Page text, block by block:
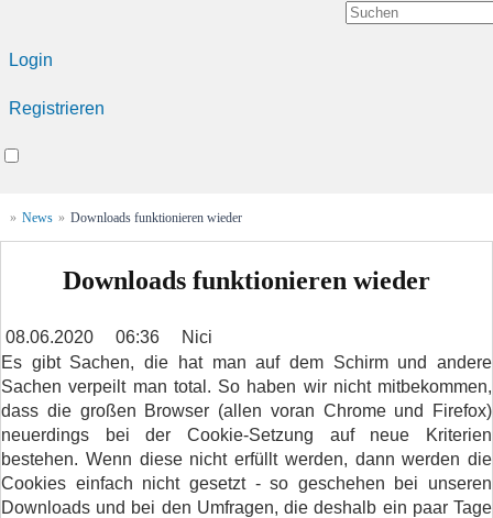
Login
Registrieren
» News » Downloads funktionieren wieder
Downloads funktionieren wieder
08.06.2020 06:36
Nici
Es gibt Sachen, die hat man auf dem Schirm und andere
Sachen verpeilt man total. So haben wir nicht mitbekommen,
dass die großen Browser (allen voran Chrome und Firefox)
neuerdings bei der Cookie-Setzung auf neue Kriterien
bestehen. Wenn diese nicht erfüllt werden, dann werden die
Cookies einfach nicht gesetzt - so geschehen bei unseren
Downloads und bei den Umfragen, die deshalb ein paar Tage